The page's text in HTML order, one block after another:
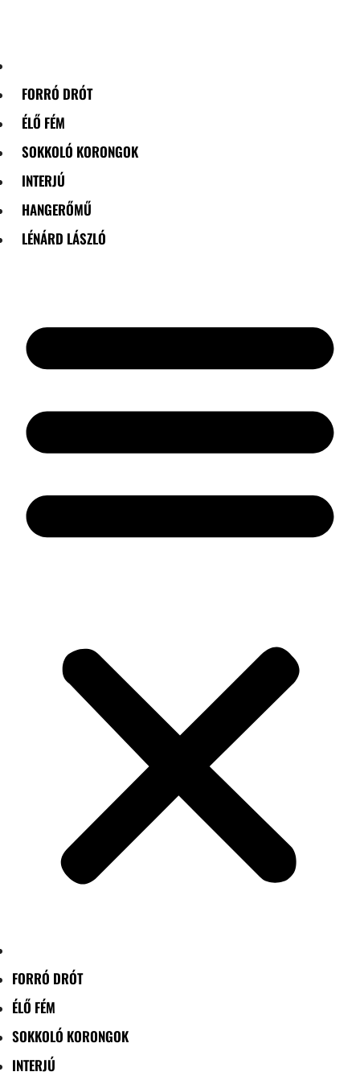
FORRÓ DRÓT
ÉLŐ FÉM
SOKKOLÓ KORONGOK
INTERJÚ
HANGERŐMŰ
LÉNÁRD LÁSZLÓ
FORRÓ DRÓT
ÉLŐ FÉM
SOKKOLÓ KORONGOK
INTERJÚ